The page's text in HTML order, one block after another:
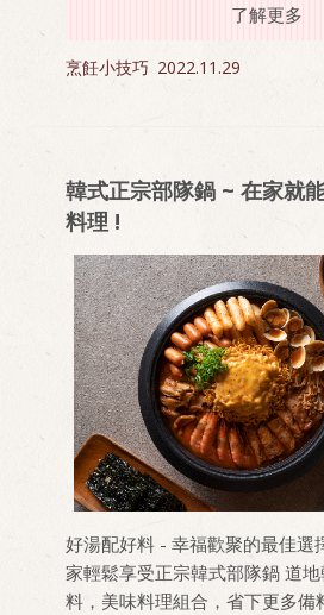
了解更多
烹飪小技巧 2022.11.29
韓式正宗部隊鍋 ~ 在家就
料理 !
好湯配好料 - 幸福歡聚的最佳選擇
家輕鬆享受正宗韓式部隊鍋 道
料，美味料理組合，省下更多備